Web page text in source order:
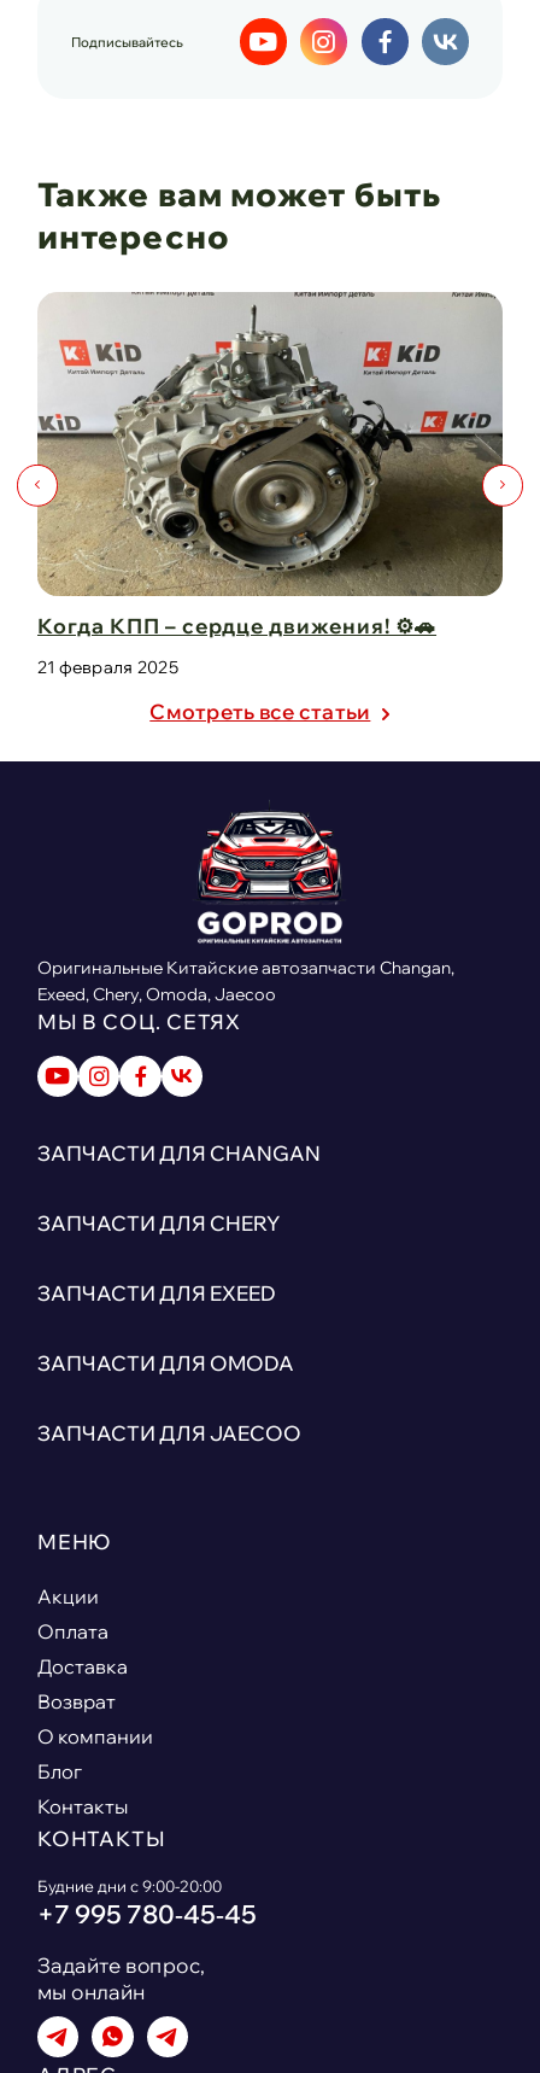
Подписывайтесь
Также вам может быть
интересно
движения! ⚙️🚗
Капот для Changan
Cмотреть все статьи
Оригинальные Китайские автозапчасти Changan,
Exeed, Chery, Omoda, Jaecoo
МЫ В СОЦ. СЕТЯХ
ЗАПЧАСТИ ДЛЯ CHANGAN
ЗАПЧАСТИ ДЛЯ CHERY
ЗАПЧАСТИ ДЛЯ EXEED
ЗАПЧАСТИ ДЛЯ OMODA
ЗАПЧАСТИ ДЛЯ JAECOO
МЕНЮ
Акции
Оплата
Доставка
Возврат
О компании
Блог
Контакты
КОНТАКТЫ
Будние дни с 9:00-20:00
+7 995 780‑45‑45
Задайте вопрос,
мы онлайн